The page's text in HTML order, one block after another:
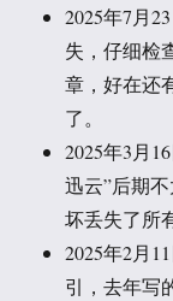
2025年7月
失，仔细检
章，好在还
了。
2025年3月
迅云”后期
坏丢失了所
2025年2月
引，去年写